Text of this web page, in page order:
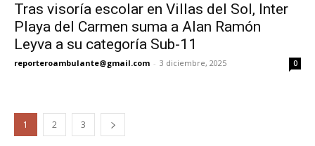
Tras visoría escolar en Villas del Sol, Inter
Playa del Carmen suma a Alan Ramón
Leyva a su categoría Sub-11
reporteroambulante@gmail.com - 3 diciembre, 2025 0
1 2 3